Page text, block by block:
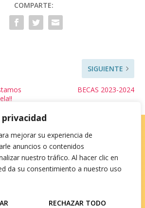
mejorar su experiencia de
anuncios o contenidos
nuestro tráfico. Al hacer clic en
da su consentimiento a nuestro uso
RECHAZAR TODO
COMPARTE:
SIGUIENTE
BECAS 2023-2024
HEZKUNTZA
· 48980 Santurtzi · Bizkaia